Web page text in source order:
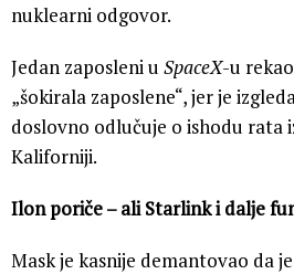
nuklearni odgovor.
Jedan zaposleni u SpaceX-u
„šokirala zaposlene“, jer je
doslovno odlučuje o ishodu rata
Kaliforniji.
Ilon poriče – ali Starlink i dalje
Mask je kasnije demantovao da